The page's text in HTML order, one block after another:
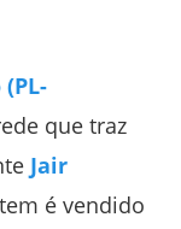
que traz
Jair
é vendido